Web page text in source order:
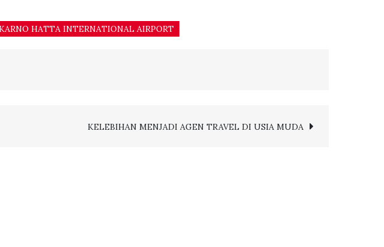
HATTA INTERNATIONAL AIRPORT
KELEBIHAN MENJADI AGEN TRAVEL DI USIA MUDA